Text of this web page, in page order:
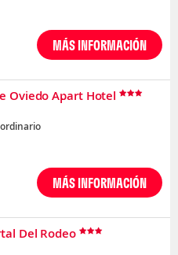
MÁS INFORMACIÓN
Oviedo Apart Hotel
MÁS INFORMACIÓN
Del Rodeo